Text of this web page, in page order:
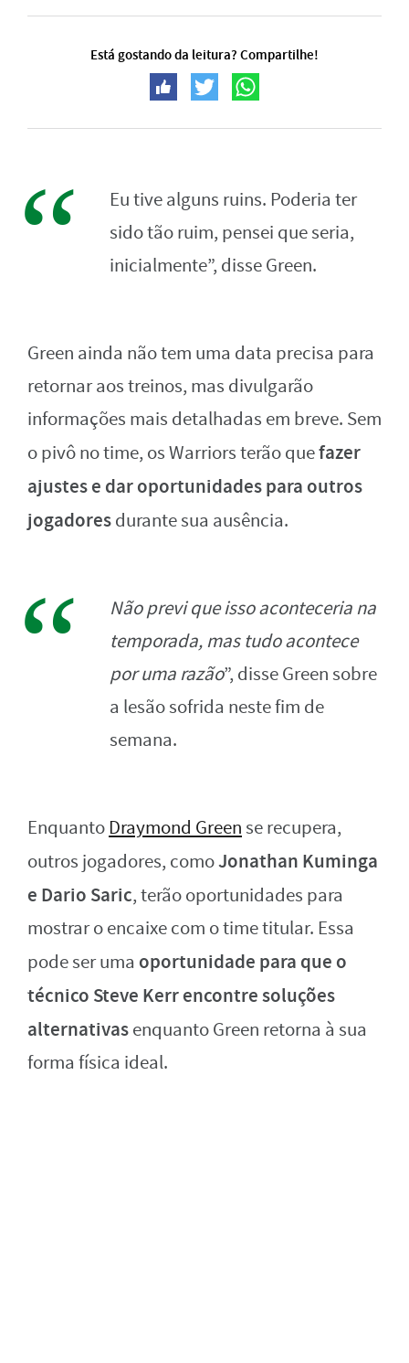
Está gostando da leitura? Compartilhe!
Eu tive alguns ruins. Poderia ter
sido tão ruim, pensei que seria,
inicialmente”, disse Green.
Green ainda não tem uma data precisa para
retornar aos treinos, mas divulgarão
informações mais detalhadas em breve. Sem
o pivô no time, os Warriors terão quefazer
ajustes e dar oportunidades para outros
jogadoresdurante sua ausência.
Não previ que isso aconteceria na
temporada, mas tudo acontece
por uma razão”, disse Green sobre
a lesão sofrida neste fim de
semana.
EnquantoDraymond Greense recupera,
outros jogadores, comoJonathan Kuminga
e Dario Saric, terão oportunidades para
mostrar o encaixe com o time titular. Essa
pode ser uma oportunidade para que o
técnico Steve Kerr encontre soluções
alternativasenquanto Green retorna à sua
forma física ideal.